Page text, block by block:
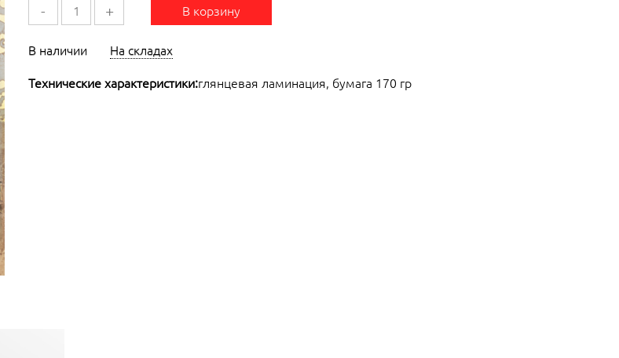
- + В корзину
В наличии
На складах
Технические характеристики:глянцевая ламинация, бумага 170 гр